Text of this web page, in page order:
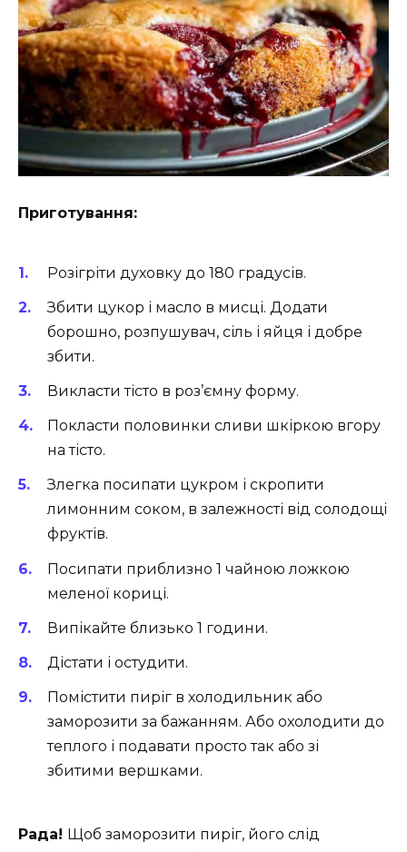
Приготування:
Розігріти духовку до 180 градусів.
Збити цукор і масло в мисці. Додати
борошно, розпушувач, сіль і яйця і добре
збити.
Викласти тісто в роз’ємну форму.
Покласти половинки сливи шкіркою вгору
на тісто.
Злегка посипати цукром і скропити
лимонним соком, в залежності від солодощі
фруктів.
Посипати приблизно 1 чайною ложкою
меленої кориці.
Випікайте близько 1 години.
Дістати і остудити.
Помістити пиріг в холодильник або
заморозити за бажанням. Або охолодити до
теплого і подавати просто так або зі
збитими вершками.
Рада! Щоб заморозити пиріг, його слід